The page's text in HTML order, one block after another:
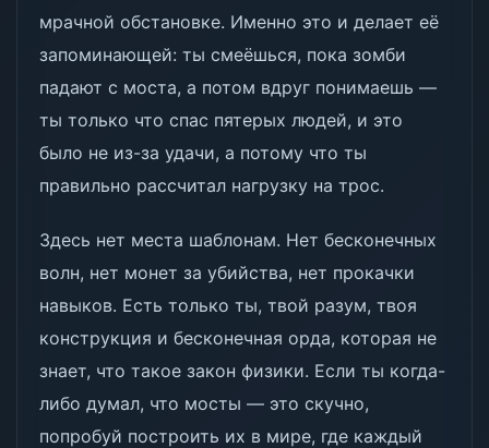
мрачной обстановке. Именно это и делает её
запоминающей: ты смеёшься, пока зомби
падают с моста, а потом вдруг понимаешь —
ты только что спас пятерых людей, и это
было не из-за удачи, а потому что ты
правильно рассчитал нагрузку на трос.
Здесь нет места шаблонам. Нет бесконечных
волн, нет монет за убийства, нет прокачки
навыков. Есть только ты, твой разум, твоя
конструкция и бесконечная орда, которая не
знает, что такое закон физики. Если ты когда-
либо думал, что мосты — это скучно,
попробуй построить их в мире, где каждый